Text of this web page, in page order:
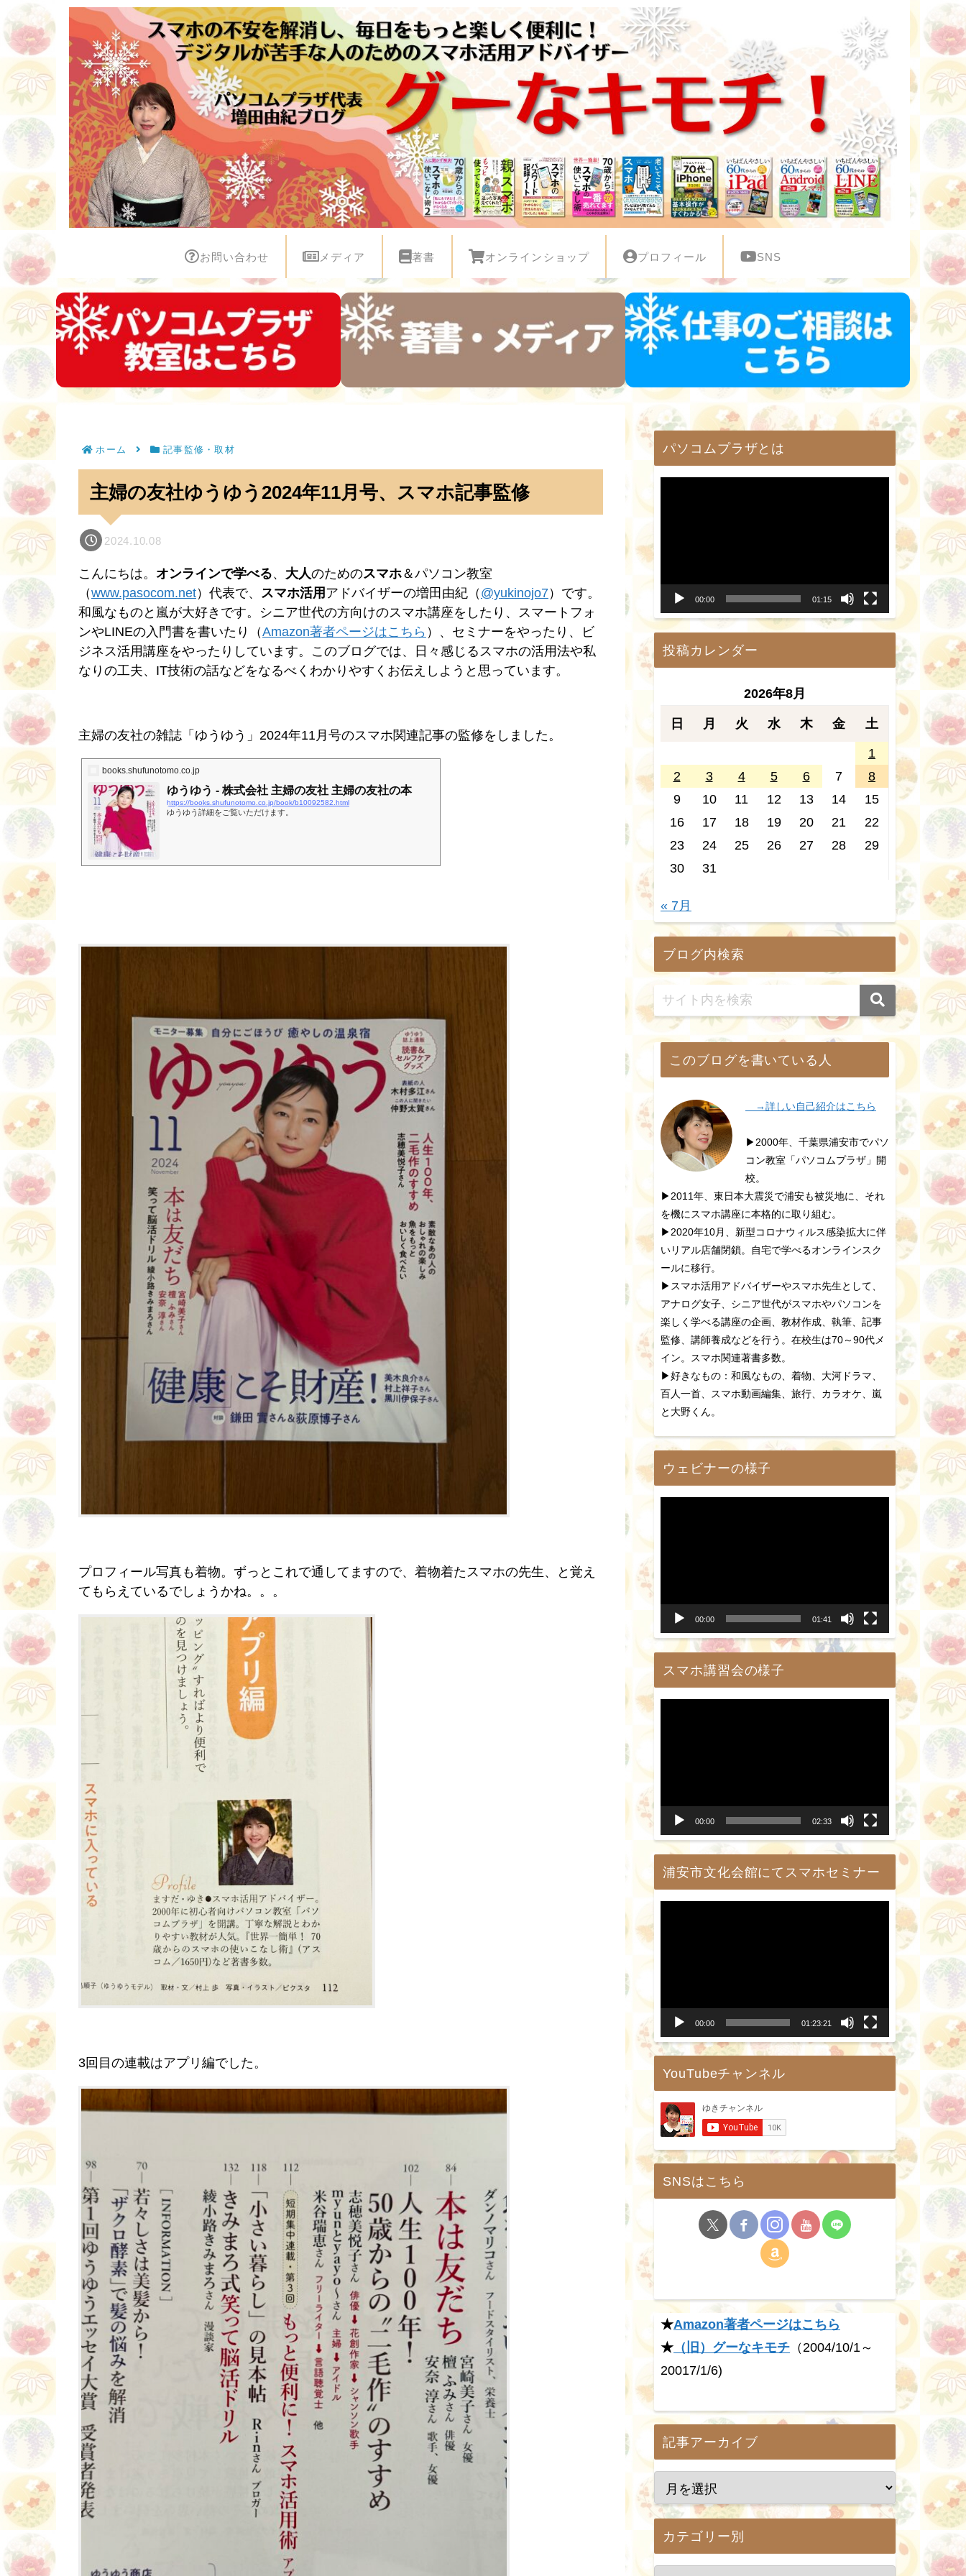
お問い合わせ メディア 著書 オンラインショップ プロフィール SNS
ホーム 記事監修・取材
主婦の友社ゆうゆう2024年11月号、スマホ記事監修
2024.10.08
こんにちは。 オンラインで学べる、 大人のためのスマホ＆パソコン教室
（www.pasocom.net）代表で、 スマホ活用 アドバイザーの増田由紀（ @yukinojo7）です。
和風なものと嵐が大好きです。シニア世代の方向けのスマホ講座をしたり、スマートフォ
ンやLINEの入門書を書いたり（Amazon著者ページはこちら ）、セミナーをやったり、ビ
ジネス活用講座をやったりしています。このブログでは、日々感じるスマホの活用法や私
なりの工夫、IT技術の話などをなるべくわかりやすくお伝えしようと思っています。
主婦の友社の雑誌「ゆうゆう」2024年11月号のスマホ関連記事の監修をしました。
books.shufunotomo.co.jp
ゆうゆう - 株式会社 主婦の友社 主婦の友社の本
https://books.shufunotomo.co.jp/book/b10092582.html
ゆうゆう詳細をご覧いただけます。
プロフィール写真も着物。ずっとこれで通してますので、着物着たスマホの先生、と覚え
てもらえているでしょうかね。。。
3回目の連載はアプリ編でした。
パソコムプラザとは
ー
00:00 01:15
投稿カレンダー
2026年8月
日 月 火 水 木 金 土
1
2
3 4 5 6 7
8
9
10 11 12 13 14
15
16
17 18 19 20 21
22
23
24 25 26 27 28
29
30
31
« 7月
ブログ内検索
このブログを書いている人
→詳しい自己紹介はこちら
▶2000年、千葉県浦安市でパソ
コン教室「パソコムプラザ」開
校。
▶2011年、東日本大震災で浦安も被災地に、それ
を機にスマホ講座に本格的に取り組む。
▶2020年10月、新型コロナウィルス感染拡大に伴
いリアル店舗閉鎖。自宅で学べるオンラインスク
ールに移行。
▶スマホ活用アドバイザーやスマホ先生として、
アナログ女子、シニア世代がスマホやパソコンを
楽しく学べる講座の企画、教材作成、執筆、記事
監修、講師養成などを行う。在校生は70～90代メ
イン。スマホ関連著書多数。
▶好きなもの：和風なもの、着物、大河ドラマ、
百人一首、スマホ動画編集、旅行、カラオケ、嵐
と大野くん。
ウェビナーの様子
00:00 01:41
スマホ講習会の様子
00:00 02:33
浦安市文化会館にてスマホセミナー
ー
00:00 01:23:21
YouTubeチャンネル
SNSはこちら
★Amazon著者ページはこちら
★ （旧）グーなキモチ （2004/10/1～
20017/1/6)
記事アーカイブ
カテゴリー別